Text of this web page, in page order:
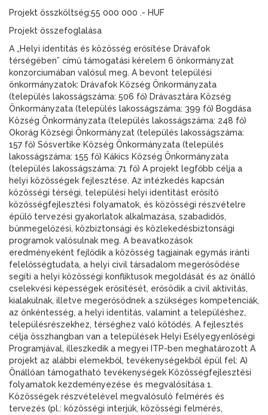
Projekt összköltség:55 000 000 .- HUF
Projekt összefoglalása
A „Helyi identitás és közösség erősítése Drávafok
térségében” című támogatási kérelem 6 önkormányzat
konzorciumában valósul meg. A bevont települési
önkormányzatok: Drávafok Község Önkormányzata
(település lakosságszáma: 506 fő) Drávasztára Község
Önkormányzata (település lakosságszáma: 399 fő) Bogdása
Község Önkormányzata (település lakosságszáma: 248 fő)
Okorág Községi Önkormányzat (település lakosságszáma:
157 fő) Sósvertike Község Önkormányzata (település
lakosságszáma: 155 fő) Kákics Község Önkormányzata
(település lakosságszáma: 71 fő) A projekt legfőbb célja a
helyi közösségek fejlesztése. Az intézkedés kapcsán
közösségi térségi, települési helyi identitást erősítő
közösségfejlesztési folyamatok, és közösségi részvételre
épülő tervezési gyakorlatok alkalmazása, szabadidős,
bűnmegelőzési, közbiztonsági és közlekedésbiztonsági
programok valósulnak meg. A beavatkozások
eredményeként fejlődik a közösség tagjainak egymás iránti
felelősségtudata, a helyi civil társadalom megerősödése
segíti a helyi közösségi konfliktusok megoldását és az önálló
cselekvési képességek erősítését, erősödik a civil aktivitás,
kialakulnak, illetve megerősödnek a szükséges kompetenciák,
az önkéntesség, a helyi identitás, valamint a településhez,
településrészekhez, térséghez való kötődés. A fejlesztés
célja összhangban van a települések Helyi Esélyegyenlőségi
Programjával, illeszkedik a megyei ITP-ben meghatározott A
projekt az alábbi elemekből, tevékenységekből épül fel: A)
Önállóan támogatható tevékenységek Közösségfejlesztési
folyamatok kezdeményezése és megvalósítása 1.
Közösségek részvételével megvalósuló felmérés és
tervezés (pl.: közösségi interjúk, közösségi felmérés,